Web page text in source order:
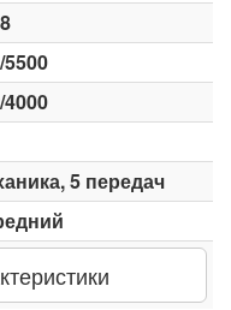
5500
4000
5 передач